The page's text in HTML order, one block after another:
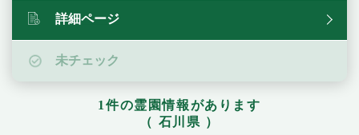
詳細ページ
未チェック
1件の霊園情報があります
（ 石川県 ）